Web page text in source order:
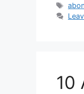
Tags
10